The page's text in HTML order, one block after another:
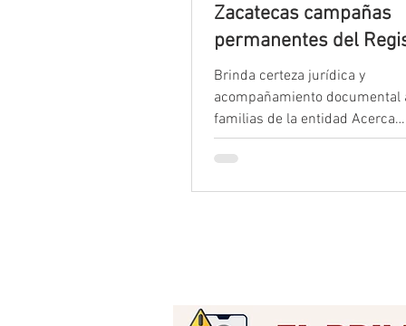
Zacatecas campañas
permanentes del
Civil de apoyo a
municipios
Brinda certeza jurídica y
acompañamiento documental
familias de la entidad Acerca
Coordinación General
registrales a la ciudadanía de
jurídica y acompañamiento